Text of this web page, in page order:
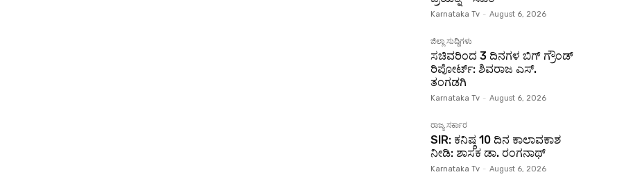
Karnataka Tv - August 6, 2026
ಜಿಲ್ಲಾ ಸುದ್ದಿಗಳು
ಸಚಿವರಿಂದ 3 ದಿನಗಳ ಬಿಗ್ ಗ್ರೌಂಡ್
ರಿಪೋರ್ಟ್: ಶಿವರಾಜ ಎಸ್.
ತಂಗಡಗಿ
Karnataka Tv - August 6, 2026
ರಾಜ್ಯ ಸರ್ಕಾರ
SIR: ಕನಿಷ್ಠ 10 ದಿನ ಕಾಲಾವಕಾಶ
ನೀಡಿ: ಶಾಸಕ ಡಾ. ರಂಗನಾಥ್
Karnataka Tv - August 6, 2026